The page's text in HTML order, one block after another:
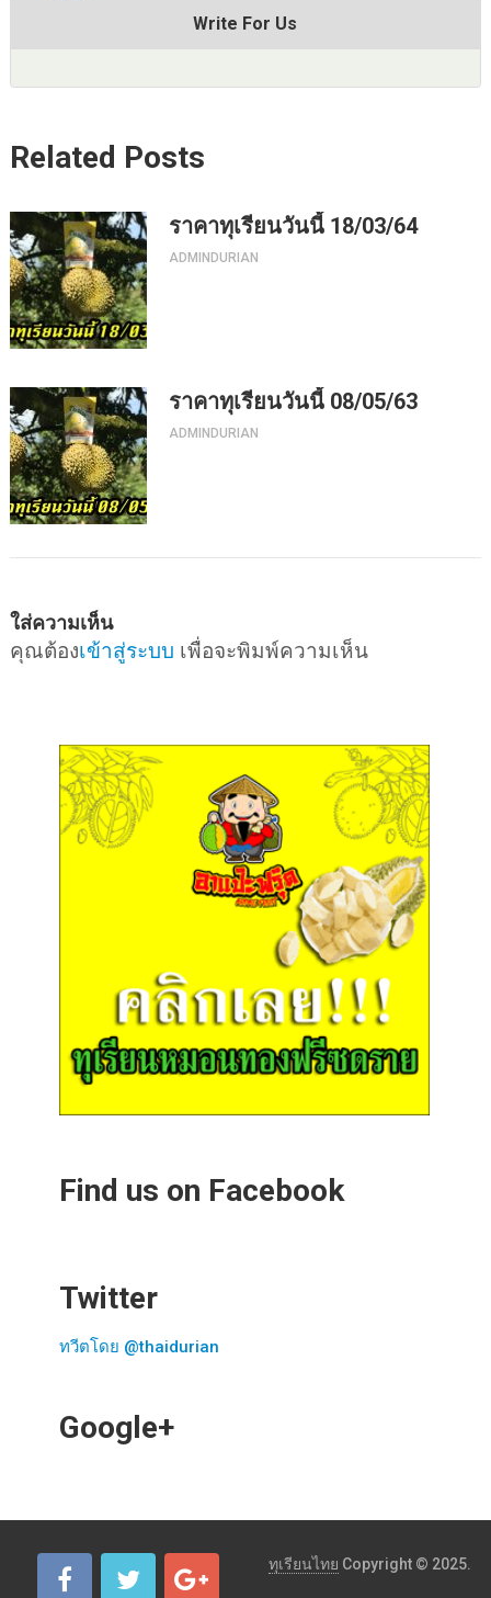
Write For Us
Related Posts
ราคาทุเรียนวันนี้ 18/03/64
ADMINDURIAN
ราคาทุเรียนวันนี้ 08/05/63
ADMINDURIAN
ใส่ความเห็น
คุณต้องเข้าสู่ระบบ เพื่อจะพิมพ์ความเห็น
Find us on Facebook
Twitter
ทวีตโดย @thaidurian
Google+
ทุเรียนไทย Copyright © 2025.